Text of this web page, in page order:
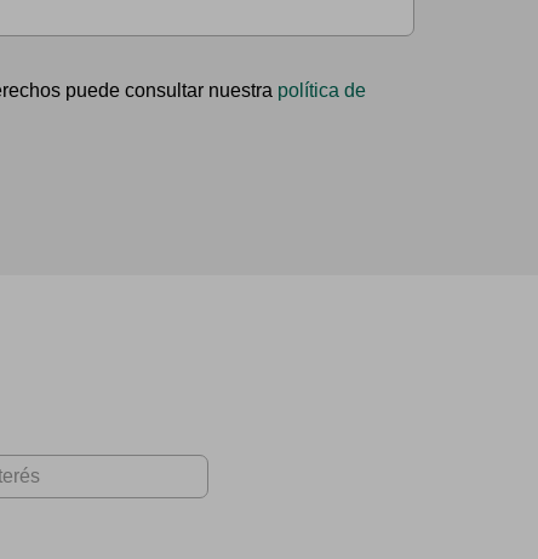
puede consultar nuestra política de